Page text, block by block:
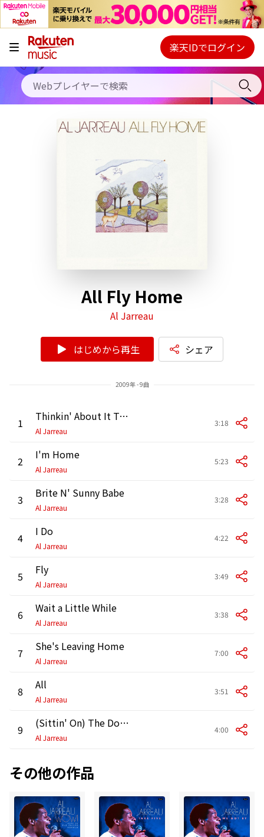
キャンペーン
料金プラン
使い方
Webプレイヤー
ご契約内容の確認・変更
楽天IDでログイン
All Fly Home
Al Jarreau
はじめから再生 シェア
2009年 - 9曲
1 Thinkin' About It Too
Al Jarreau
3:18
2 I'm Home
Al Jarreau
5:23
3 Brite N' Sunny Babe
Al Jarreau
3:28
4 I Do
Al Jarreau
4:22
5 Fly
Al Jarreau
3:49
6 Wait a Little While
Al Jarreau
3:38
7 She's Leaving Home
Al Jarreau
7:00
8 All
Al Jarreau
3:51
9 (Sittin' On) The Dock of the Bay
Al Jarreau
4:00
その他の作品